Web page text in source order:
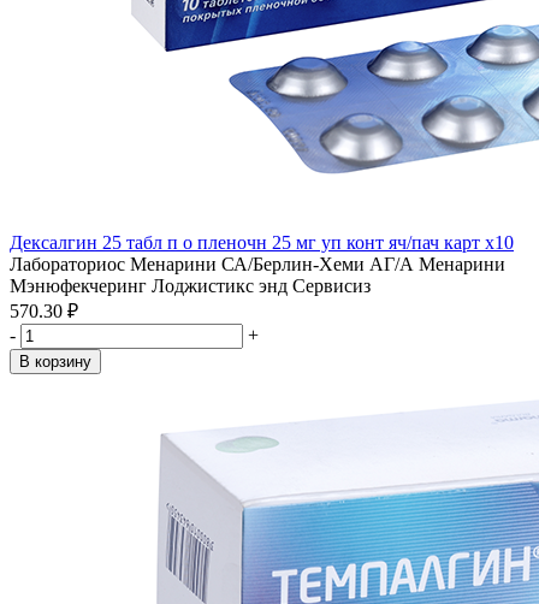
Дексалгин 25 табл п о пленочн 25 мг уп конт яч/пач карт x10
Лабораториос Менарини СА/Берлин-Хеми АГ/А Менарини
Мэнюфекчеринг Лоджистикс энд Сервисиз
570.30 ₽
-
+
В корзину